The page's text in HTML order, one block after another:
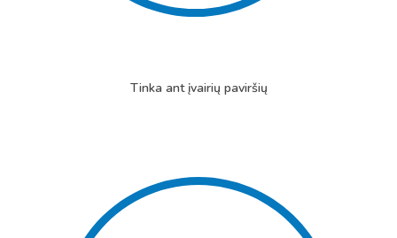
Tinka ant įvairių paviršių